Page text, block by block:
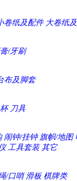
卷纸及配件 大卷纸
/牙刷
布及脚套
刀具
闹钟/挂钟 旗帜/地图
工具套装 其它
/口哨 滑板 棋牌类